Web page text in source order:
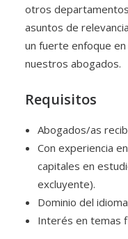
otros
asuntos de
un fuerte enfoque
nuestros abogados.
Requisitos
Abogados/as
Con experiencia
capitales en
excluyente).
Dominio del
Interés en temas